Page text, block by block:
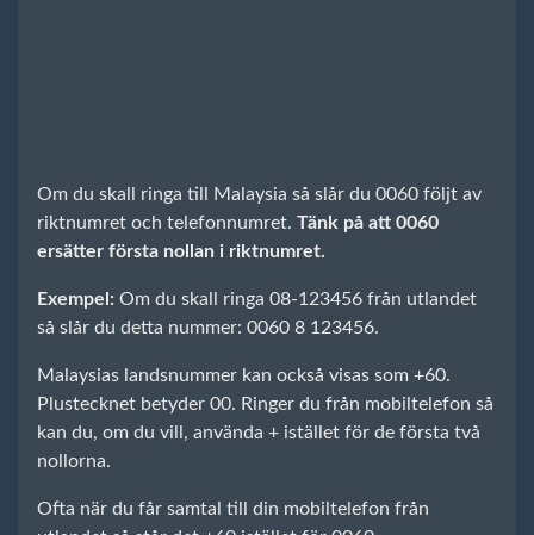
Om du skall ringa till Malaysia så slår du 0060 följt av
riktnumret och telefonnumret. Tänk på att 0060
ersätter första nollan i riktnumret.
Exempel: Om du skall ringa 08-123456 från utlandet
så slår du detta nummer: 0060 8 123456.
Malaysias landsnummer kan också visas som +60.
Plustecknet betyder 00. Ringer du från mobiltelefon så
kan du, om du vill, använda + istället för de första två
nollorna.
Ofta när du får samtal till din mobiltelefon från